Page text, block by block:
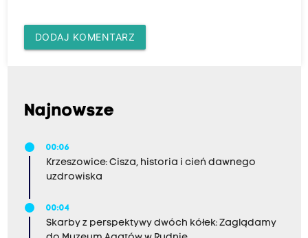
DODAJ KOMENTARZ
Najnowsze
00:06
Krzeszowice: Cisza, historia i cień dawnego
uzdrowiska
00:04
Skarby z perspektywy dwóch kółek: Zaglądamy